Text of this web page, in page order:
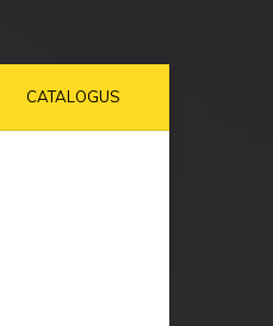
CATALOGUS